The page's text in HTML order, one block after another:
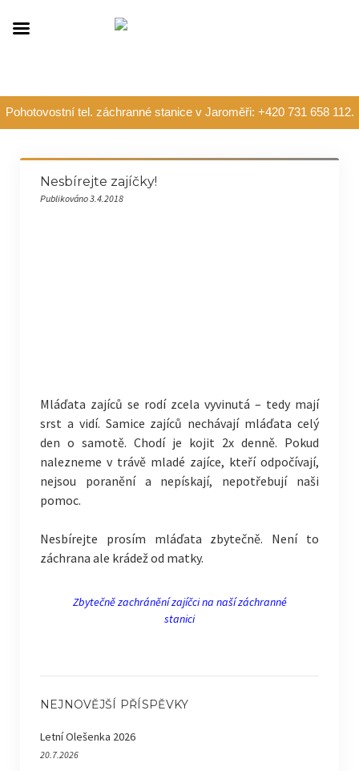
Pohotovostní tel. záchranné stanice v Jaroměři: +420 731 658 112.
Nesbírejte zajíčky!
Publikováno 3.4.2018
Mláďata zajíců se rodí zcela vyvinutá – tedy mají
srst a vidí. Samice zajíců nechávají mláďata celý
den o samotě. Chodí je kojit 2x denně. Pokud
nalezneme v trávě mladé zajíce, kteří odpočívají,
nejsou poranění a nepískají, nepotřebují naši
pomoc.
Nesbírejte prosím mláďata zbytečně. Není to
záchrana ale krádež od matky.
Zbytečně zachránění zajíčci na naší záchranné
stanici
NEJNOVĚJŠÍ PŘÍSPĚVKY
Letní Olešenka 2026
20.7.2026